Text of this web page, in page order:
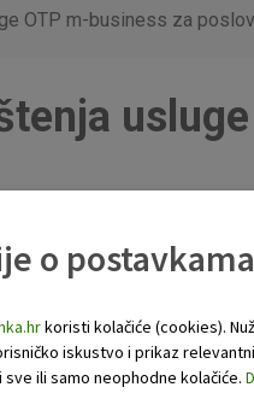
OTP m-business za
OTP m-business za
o
koristi kolačiće (cookies).
iskustvo i prikaz
ili samo neophodne kolačiće.